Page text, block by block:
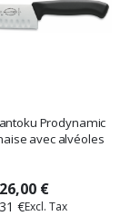
Prodynamic
avec alvéoles
26,00 €
€